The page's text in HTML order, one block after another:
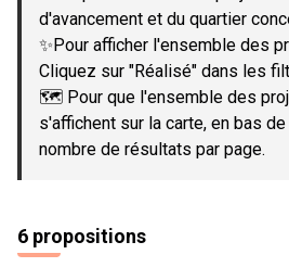
d'avancement et du quartier
✨Pour afficher l'ensemble des
Cliquez sur "Réalisé" dans les
🗺️ Pour que l'ensemble des
s'affichent sur la carte, en bas
nombre de résultats par page.
6 propositions